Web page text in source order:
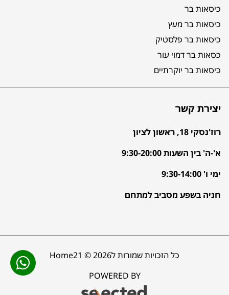
כיסאות בר
כיסאות בר מעץ
כיסאות בר פלסטיק
כסאות בר דמוי עור
כיסאות בר יוקרתיים
יצירת קשר
רוז'נסקי 18, ראשון לציון
א'-ה' בין השעות 9:30-20:00
ימי ו' 9:30-14:00
חניה בשפע מסביב למתחם
כל הזכויות שמורות לHome21 © 2026
POWERED BY